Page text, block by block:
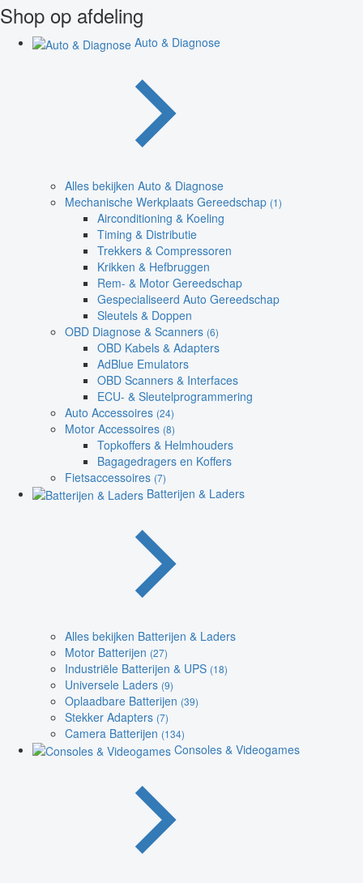
Shop op afdeling
Auto & Diagnose
Alles bekijken Auto & Diagnose
Mechanische Werkplaats Gereedschap (1)
Airconditioning & Koeling
Timing & Distributie
Trekkers & Compressoren
Krikken & Hefbruggen
Rem- & Motor Gereedschap
Gespecialiseerd Auto Gereedschap
Sleutels & Doppen
OBD Diagnose & Scanners (6)
OBD Kabels & Adapters
AdBlue Emulators
OBD Scanners & Interfaces
ECU- & Sleutelprogrammering
Auto Accessoires (24)
Motor Accessoires (8)
Topkoffers & Helmhouders
Bagagedragers en Koffers
Fietsaccessoires (7)
Batterijen & Laders
Alles bekijken Batterijen & Laders
Motor Batterijen (27)
Industriële Batterijen & UPS (18)
Universele Laders (9)
Oplaadbare Batterijen (39)
Stekker Adapters (7)
Camera Batterijen (134)
Consoles & Videogames